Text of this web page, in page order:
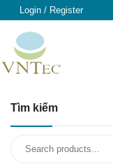
Login / Register
Tìm kiếm
Search
for: